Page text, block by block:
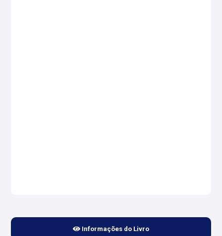
Informações do Livro